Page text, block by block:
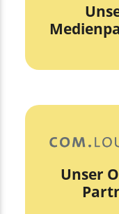
Die
Unser